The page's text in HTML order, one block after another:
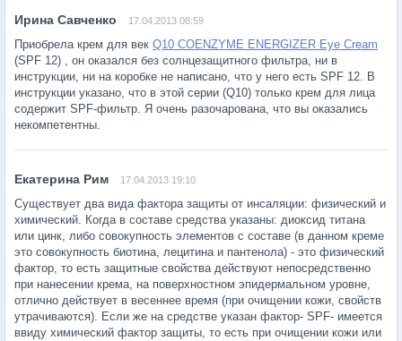
17.04.2013 08:59
Приобрела крем для век Q10 COENZYME ENERGIZER Eye Cream
(SPF 12) , он оказался без солнцезащитного фильтра, ни в
инструкции, ни на коробке не написано, что у него есть SPF 12. В
инструкции указано, что в этой серии (Q10) только крем для лица
содержит SPF-фильтр. Я очень разочарована, что вы оказались
некомпетентны.
17.04.2013 19:10
Существует два вида фактора защиты от инсаляции: физический и
химический. Когда в составе средства указаны: диоксид титана
или цинк, либо совокупность элементов с составе (в данном креме
это совокупность биотина, лецитина и пантенола) - это физический
фактор, то есть защитные свойства действуют непосредственно
при нанесении крема, на поверхностном эпидермальном уровне,
отлично действует в весеннее время (при очищении кожи, свойств
утрачиваются). Если же на средстве указан фактор- SPF- имеется
ввиду химический фактор защиты, то есть при очищении кожи или